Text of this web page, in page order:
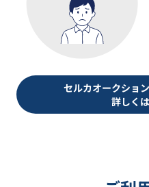
セルカオークショ
詳しく